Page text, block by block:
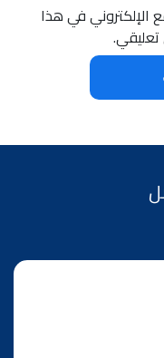
الإلكتروني في هذا
تعليقي.